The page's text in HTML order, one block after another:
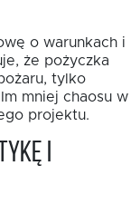
o warunkach i
że pożyczka
tylko
mniej chaosu w
projektu.
i